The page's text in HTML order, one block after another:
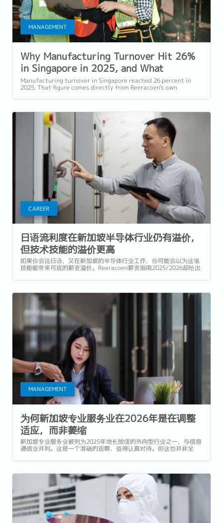
MANAGEMENT
Why Manufacturing Turnover Hit 26%
in Singapore in 2025, and What
Employers Can Do About It
Manufacturing turnover in Singapore reached 26 percent in
2025. That figure comes directly from Reeracoen's own
CAREER
日语流利度在新加坡半导体行业仍有溢价，
但技术技能的溢价更高
如果你会说日语，又在新加坡的半导体行业工作，你可能会以为这项
技能能带来可观的薪资溢价。Reeracoen薪资指南2025/2026却给出
语溢价是所有行业中最低的。...
MANAGEMENT
为何新加坡专业服务业在2026年是在调整
适应，而非萎缩
新加坡专业服务业被列为2025年增长放缓的外向型行业之一，与信息
通信业并列。这是一个准确的观察，值得认真对待。但这也并非全